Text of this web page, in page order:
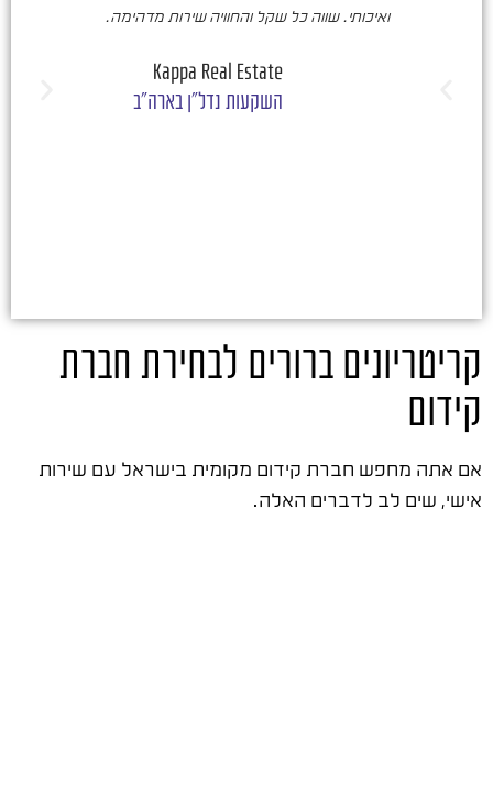
ואיכותי. שווה כל שקל והחוויה שירות מדהימה.
Kappa Real Estate
השקעות נדל"ן בארה"ב
קריטריונים ברורים לבחירת חברת
קידום
אם אתה מחפש חברת קידום מקומית בישראל עם שירות
אישי, שים לב לדברים האלה.